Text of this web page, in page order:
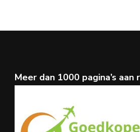
Meer dan 1000 pagina’s